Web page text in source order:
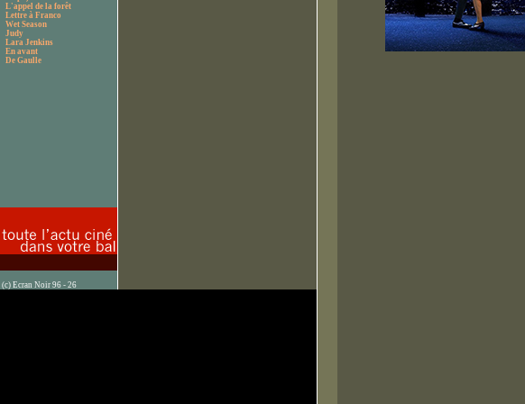
L'appel de la forêt
Lettre à Franco
Wet Season
Judy
Lara Jenkins
En avant
De Gaulle
(c) Ecran Noir 96 - 26